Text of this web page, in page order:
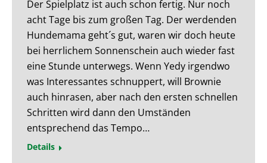
Der Spielplatz ist auch schon fertig. Nur noch
acht Tage bis zum großen Tag. Der werdenden
Hundemama geht´s gut, waren wir doch heute
bei herrlichem Sonnenschein auch wieder fast
eine Stunde unterwegs. Wenn Yedy irgendwo
was Interessantes schnuppert, will Brownie
auch hinrasen, aber nach den ersten schnellen
Schritten wird dann den Umständen
entsprechend das Tempo…
Details